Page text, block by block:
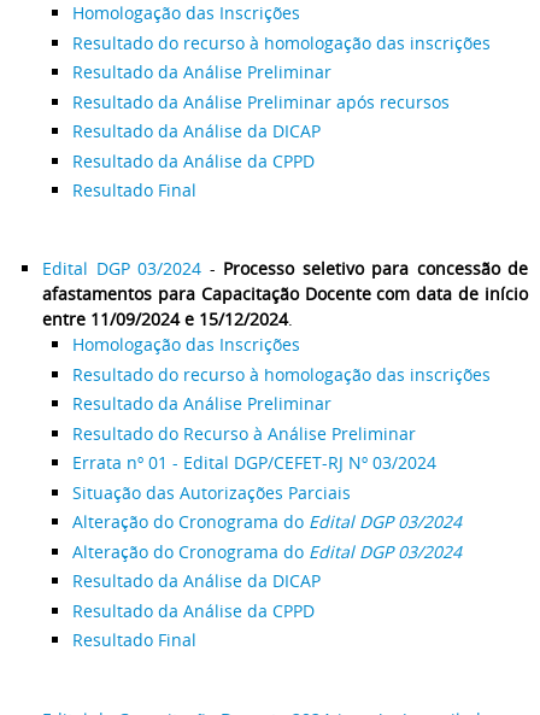
Homologação das Inscrições
Resultado do recurso à homologação das inscrições
Resultado da Análise Preliminar
Resultado da Análise Preliminar após recursos
Resultado da Análise da DICAP
Resultado da Análise da CPPD
Resultado Final
Edital DGP 03/2024 - Processo seletivo para concessão de
afastamentos para Capacitação Docente com data de início
entre 11/09/2024 e 15/12/2024.
Homologação das Inscrições
Resultado do recurso à homologação das inscrições
Resultado da Análise Preliminar
Resultado do Recurso à Análise Preliminar
Errata nº 01 - Edital DGP/CEFET-RJ Nº 03/2024
Situação das Autorizações Parciais
Alteração do Cronograma do Edital DGP 03/2024
Alteração do Cronograma do Edital DGP 03/2024
Resultado da Análise da DICAP
Resultado da Análise da CPPD
Resultado Final